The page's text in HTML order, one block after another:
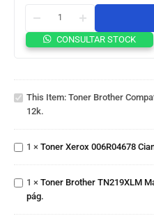
CONSULTAR STOCK
Compatible
TN3479
mfc-l6900
This Item: Toner Brother
12k.
Toner
006R04678
Cian c410,
1 × Toner Xerox 006R04678
Brother
mfc-
l3760cdw
2300 pág.
1 × Toner Brother TN219XLM
pág.
Toner
Xerox
Toner